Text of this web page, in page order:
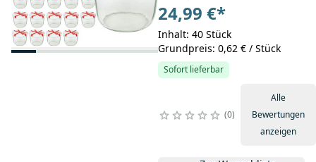
24,99 €*
Inhalt: 40 Stück
Grundpreis: 0,62 € / Stück
Sofort lieferbar
0
Alle
Bewertungen
anzeigen